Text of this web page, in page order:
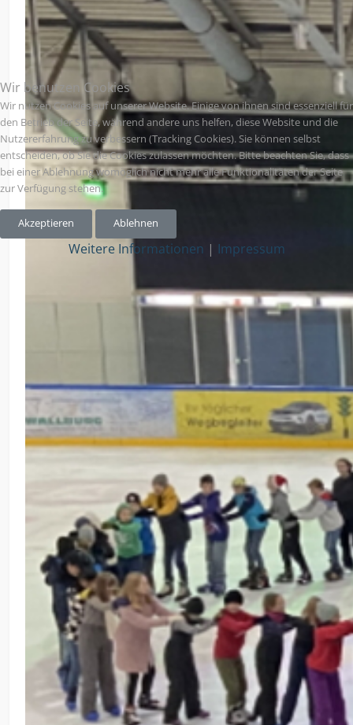
Wir benutzen Cookies
Wir nutzen Cookies auf unserer Website. Einige von ihnen sind essenziell für
den Betrieb der Seite, während andere uns helfen, diese Website und die
Nutzererfahrung zu verbessern (Tracking Cookies). Sie können selbst
entscheiden, ob Sie die Cookies zulassen möchten. Bitte beachten Sie, dass
bei einer Ablehnung womöglich nicht mehr alle Funktionalitäten der Seite
zur Verfügung stehen.
Akzeptieren Ablehnen
Weitere Informationen | Impressum